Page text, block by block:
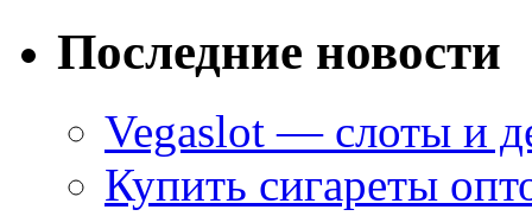
Последние новости
Vegaslot — слоты и
Купить сигареты